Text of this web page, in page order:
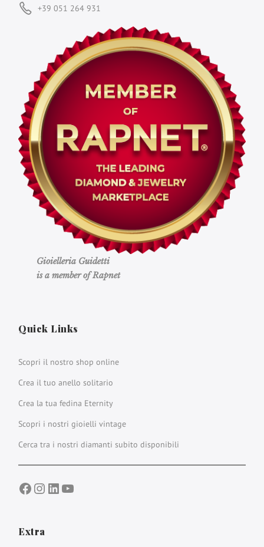
+39 051 264 931
Gioielleria Guidetti
is a member of Rapnet
Quick Links
Scopri il nostro shop online
Crea il tuo anello solitario
Crea la tua fedina Eternity
Scopri i nostri gioielli vintage
Cerca tra i nostri diamanti subito disponibili
Facebook
Instagram
LinkedIn
YouTube
Extra